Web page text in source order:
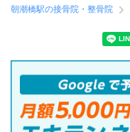
朝潮橋駅の接骨院・整骨院